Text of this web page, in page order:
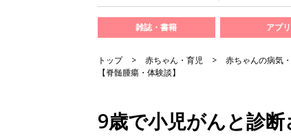
雑誌・書籍 アプリ
トップ 赤ちゃん・育児 赤ちゃんの病気
【脊髄腫瘍・体験談】
9歳で小児がんと診